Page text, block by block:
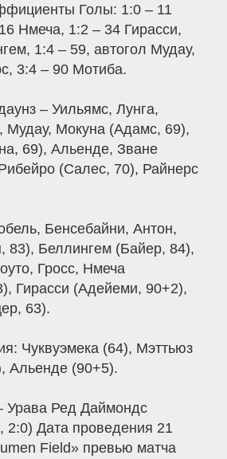
Голы: 1:0 – 11
Нмеча, 1:2 – 34 Гирасси,
1:4 – 59, автогол Мудау,
3:4 – 90 Мотиба.
– Уильямс, Лунга,
Мудау, Мокуна (Адамс, 69),
69), Альенде, Зване
(Салес, 70), Райнерс
Бенсебайни, Антон,
83), Беллингем (Байер, 84),
Гросс, Нмеча
Гирасси (Адейеми, 90+2),
63).
Чуквуэмека (64), Мэттьюз
Альенде (90+5).
Урава Ред Даймондс
2:0) Дата проведения 21
Field» превью матча